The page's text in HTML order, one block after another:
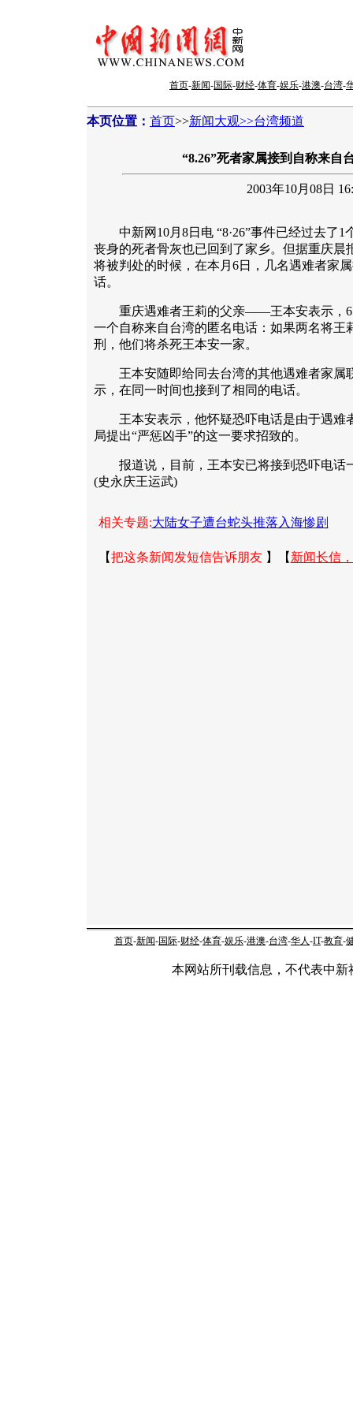
首页-新闻-国际-财经-体育-娱乐-港澳-台湾-
本页位置： 首页>>新闻大观>>台湾频道
“8.26”死者家属接到自称来自
2003年10月08日
中新网10月8日电 “8·26”事件已经过去了1
丧身的死者骨灰也已回到了家乡。但据重庆晨
将被判处的时候，在本月6日，几名遇难者家
话。
重庆遇难者王莉的父亲——王本安表示，6
一个自称来自台湾的匿名电话：如果两名将王
刑，他们将杀死王本安一家。
王本安随即给同去台湾的其他遇难者家属
示，在同一时间也接到了相同的电话。
王本安表示，他怀疑恐吓电话是由于遇难
局提出“严惩凶手”的这一要求招致的。
报道说，目前，王本安已将接到恐吓电话
(史永庆王运武)
相关专题:大陆女子遭台蛇头推落入海惨剧
【把这条新闻发短信告诉朋友】【 新闻长信
首页-新闻-国际-财经-体育-娱乐-港澳-台湾-华人-IT-教育-
本网站所刊载信息，不代表中